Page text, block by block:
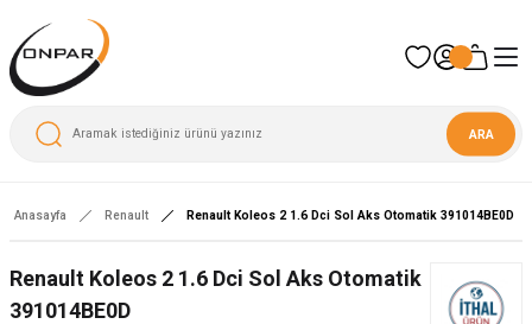
ARA
Anasayfa Renault Renault Koleos 2 1.6 Dci Sol Aks Otomatik 391014BE0D
Renault Koleos 2 1.6 Dci Sol Aks Otomatik
391014BE0D